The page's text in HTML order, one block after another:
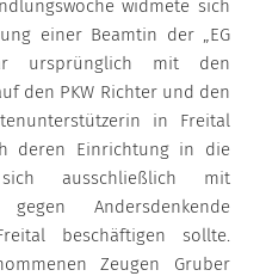
widmete sich
einer Beamtin der „EG
ursprünglich mit den
den PKW Richter und den
in Freital
deren Einrichtung in die
ausschließlich mit
Andersdenkende
beschäftigen sollte.
Zeugen Gruber